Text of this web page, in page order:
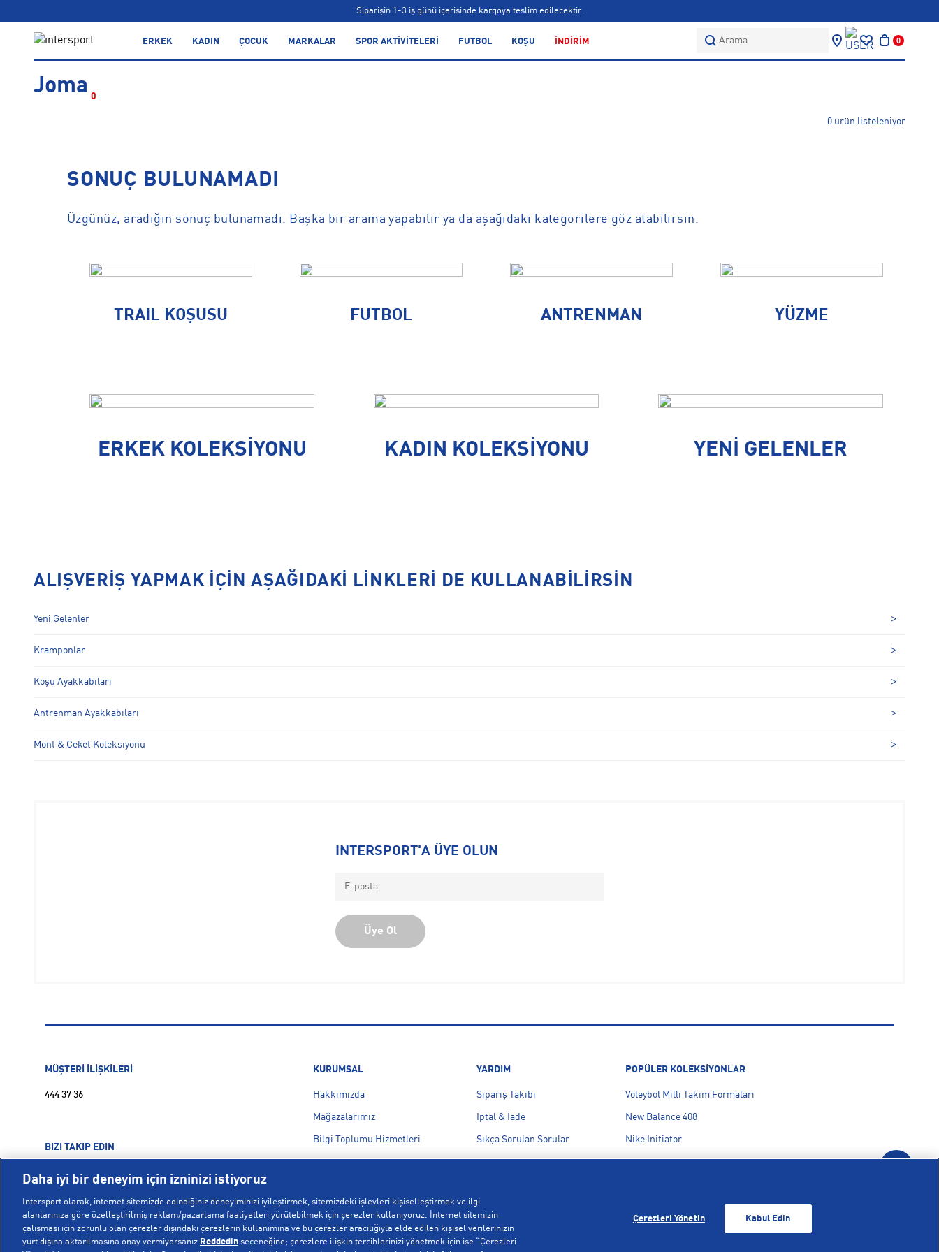
Siparişin 1-3 iş günü içerisinde kargoya teslim edilecektir.
…
ERKEK KADIN ÇOCUK MARKALAR SPOR AKTİVİTELERİ FUTBOL KOŞU İNDİRİM Arama 0
Joma 0
0 ürün listeleniyor
SONUÇ BULUNAMADI
Üzgünüz, aradığın sonuç bulunamadı. Başka bir arama yapabilir ya da aşağıdaki kategorilere göz atabilirsin.
TRAIL KOŞUSU FUTBOL ANTRENMAN YÜZME
ERKEK KOLEKSİYONU KADIN KOLEKSİYONU YENİ GELENLER
ALIŞVERIŞ YAPMAK IÇIN AŞAĞIDAKI LINKLERI DE KULLANABILIRSIN
Yeni Gelenler
Kramponlar
Koşu Ayakkabıları
Antrenman Ayakkabıları
Mont & Ceket Koleksiyonu
INTERSPORT'A ÜYE OLUN
Üye Ol
MÜŞTERİ İLİŞKİLERİ
444 37 36
BİZİ TAKİP EDİN
KURUMSAL
Hakkımızda
Mağazalarımız
Bilgi Toplumu Hizmetleri
Gizlilik Politikası
Kampanyalar
Çerez Politikası
YARDIM
Sipariş Takibi
İptal & İade
Sıkça Sorulan Sorular
Yetkili Servis Listesi
POPÜLER KOLEKSİYONLAR
Voleybol Milli Takım Formaları
New Balance 408
Nike Initiator
Hoka
Daha iyi bir deneyim için izninizi istiyoruz
Intersport olarak, internet sitemizde edindiğiniz deneyiminizi iyileştirmek, sitemizdeki işlevleri kişiselleştirmek ve ilgi
alanlarınıza göre özelleştirilmiş reklam/pazarlama faaliyetleri yürütebilmek için çerezler kullanıyoruz. İnternet sitemizin
çalışması için zorunlu olan çerezler dışındaki çerezlerin kullanımına ve bu çerezler aracılığıyla elde edilen kişisel verilerinizin
yurt dışına aktarılmasına onay vermiyorsanız Reddedin seçeneğine; çerezlere ilişkin tercihlerinizi yönetmek için ise “Çerezleri
Çerezleri Yönetin Kabul Edin